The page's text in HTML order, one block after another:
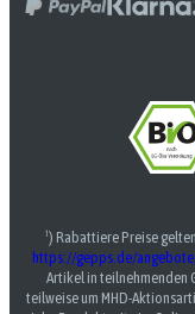
¹) Rabattiere Preise
https://gepps.de/
Artikel in teilnehmenden
teilweise um MHD-